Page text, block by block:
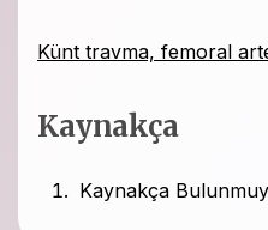
Künt travma, femoral
Kaynakça
Kaynakça